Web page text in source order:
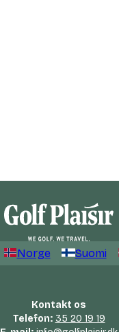
Norge Suomi
Kontakt os
Telefon: 35 20 19 19